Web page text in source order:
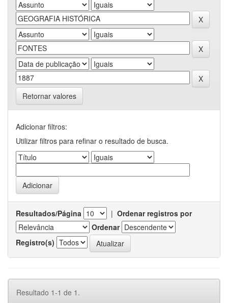
Retornar valores
Adicionar filtros:
Utilizar filtros para refinar o resultado de busca.
Resultados/Página | Ordenar registros por
Ordenar
Registro(s)
Resultado 1-1 de 1.